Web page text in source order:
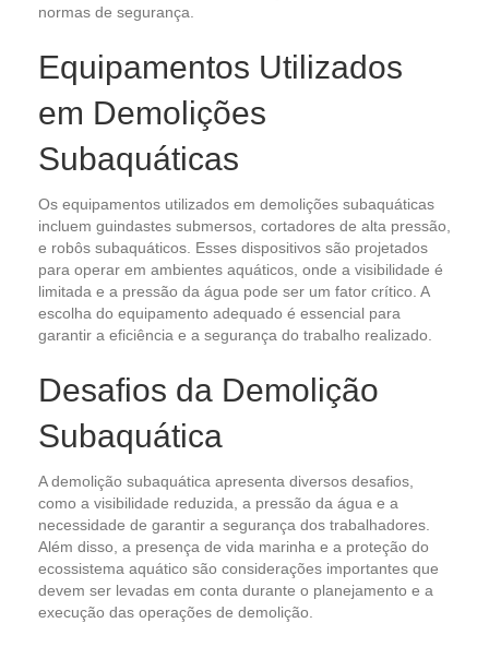
normas de segurança.
Equipamentos Utilizados
em Demolições
Subaquáticas
Os equipamentos utilizados em demolições subaquáticas
incluem guindastes submersos, cortadores de alta pressão,
e robôs subaquáticos. Esses dispositivos são projetados
para operar em ambientes aquáticos, onde a visibilidade é
limitada e a pressão da água pode ser um fator crítico. A
escolha do equipamento adequado é essencial para
garantir a eficiência e a segurança do trabalho realizado.
Desafios da Demolição
Subaquática
A demolição subaquática apresenta diversos desafios,
como a visibilidade reduzida, a pressão da água e a
necessidade de garantir a segurança dos trabalhadores.
Além disso, a presença de vida marinha e a proteção do
ecossistema aquático são considerações importantes que
devem ser levadas em conta durante o planejamento e a
execução das operações de demolição.